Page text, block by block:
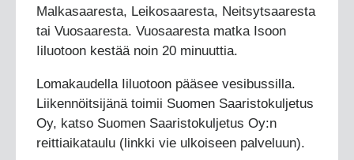
Malkasaaresta, Leikosaaresta, Neitsytsaaresta
tai Vuosaaresta. Vuosaaresta matka Isoon
Iiluotoon kestää noin 20 minuuttia.
Lomakaudella Iiluotoon pääsee vesibussilla.
Liikennöitsijänä toimii Suomen Saaristokuljetus
Oy, katso Suomen Saaristokuljetus Oy:n
reittiaikataulu (linkki vie ulkoiseen palveluun).